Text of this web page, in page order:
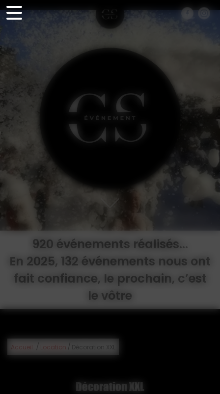
Panneau de gestion des cookies
920 événements réalisés...
En 2025, 132 événements nous ont
fait confiance, le prochain, c’est
le vôtre
/ /
Décoration XXL